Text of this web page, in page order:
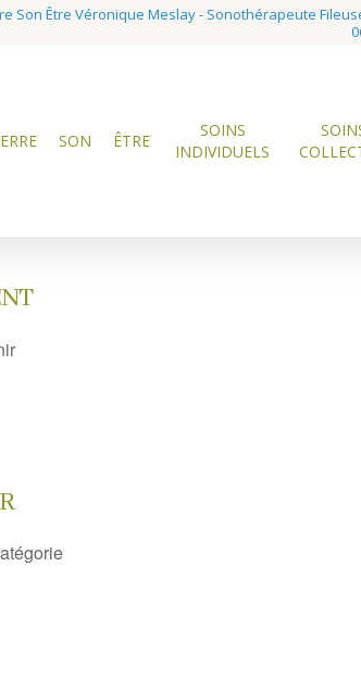
Son Être Véronique Meslay - Sonothérapeute
SON ÊTRE
SOINS
INDIVIDUELS